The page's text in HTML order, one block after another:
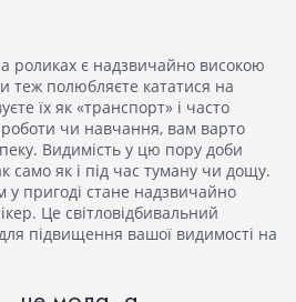
роликах є надзвичайно високою
теж полюбляєте кататися на
їх як «транспорт» і часто
роботи чи навчання, вам варто
Видимість у цю пору доби
само як і під час туману чи дощу.
у пригоді стане надзвичайно
. Це світловідбивальний
підвищення вашої видимості на